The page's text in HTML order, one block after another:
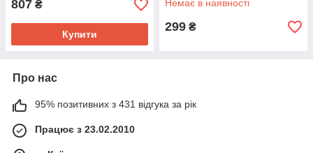
807 ₴
Купити
Немає в наявності
299 ₴
Про нас
95% позитивних з 431 відгука за рік
Працює з 23.02.2010